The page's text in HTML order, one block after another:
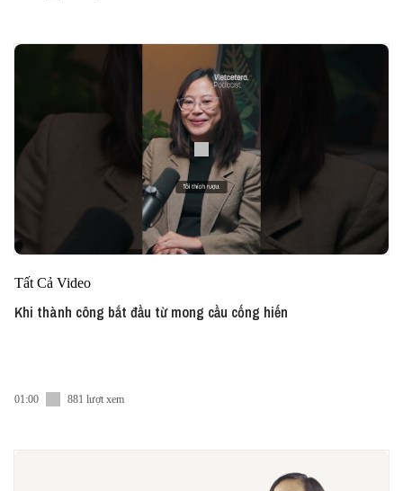
Tất Cả Video
Khi thành công bắt đầu từ mong cầu cống hiến
01:00 881 lượt xem